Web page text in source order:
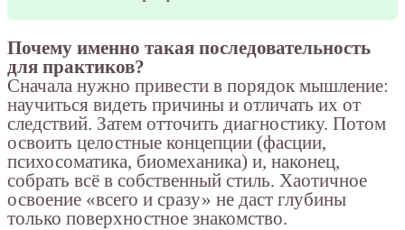
Почему именно такая последовательность
для практиков?
Сначала нужно привести в порядок мышление:
научиться видеть причины и отличать их от
следствий. Затем отточить диагностику. Потом
освоить целостные концепции (фасции,
психосоматика, биомеханика) и, наконец,
собрать всё в собственный стиль. Хаотичное
освоение «всего и сразу» не даст глубины
только поверхностное знакомство.